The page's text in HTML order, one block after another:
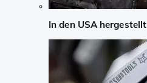
In den USA hergestellt